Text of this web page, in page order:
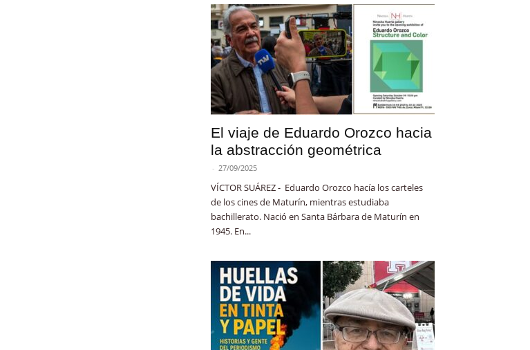
El viaje de Eduardo Orozco hacia
la abstracción geométrica
- 27/09/2025
VÍCTOR SUÁREZ - Eduardo Orozco hacía los carteles
de los cines de Maturín, mientras estudiaba
bachillerato. Nació en Santa Bárbara de Maturín en
1945. En...